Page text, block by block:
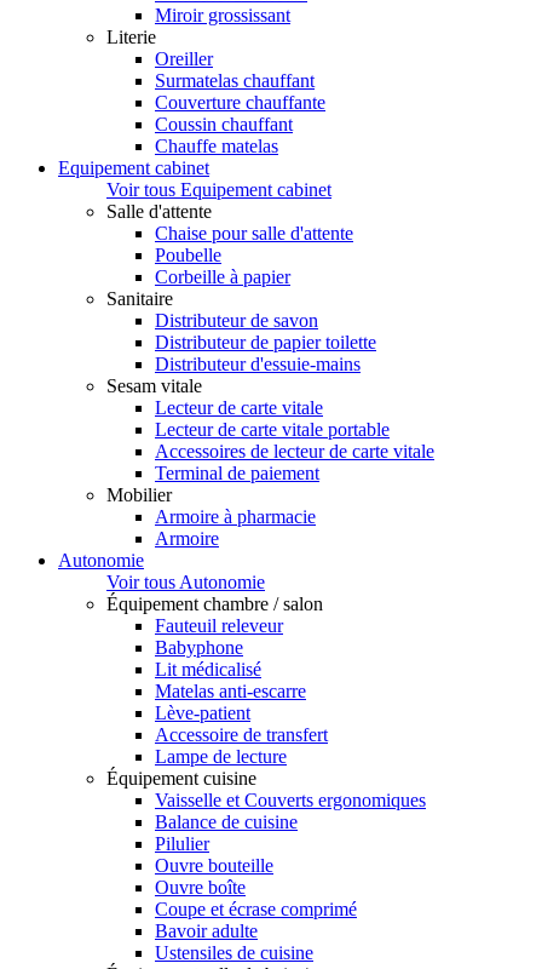
Miroir grossissant
Literie
Oreiller
Surmatelas chauffant
Couverture chauffante
Coussin chauffant
Chauffe matelas
Equipement cabinet
Voir tous Equipement cabinet
Salle d'attente
Chaise pour salle d'attente
Poubelle
Corbeille à papier
Sanitaire
Distributeur de savon
Distributeur de papier toilette
Distributeur d'essuie-mains
Sesam vitale
Lecteur de carte vitale
Lecteur de carte vitale portable
Accessoires de lecteur de carte vitale
Terminal de paiement
Mobilier
Armoire à pharmacie
Armoire
Autonomie
Voir tous Autonomie
Équipement chambre / salon
Fauteuil releveur
Babyphone
Lit médicalisé
Matelas anti-escarre
Lève-patient
Accessoire de transfert
Lampe de lecture
Équipement cuisine
Vaisselle et Couverts ergonomiques
Balance de cuisine
Pilulier
Ouvre bouteille
Ouvre boîte
Coupe et écrase comprimé
Bavoir adulte
Ustensiles de cuisine